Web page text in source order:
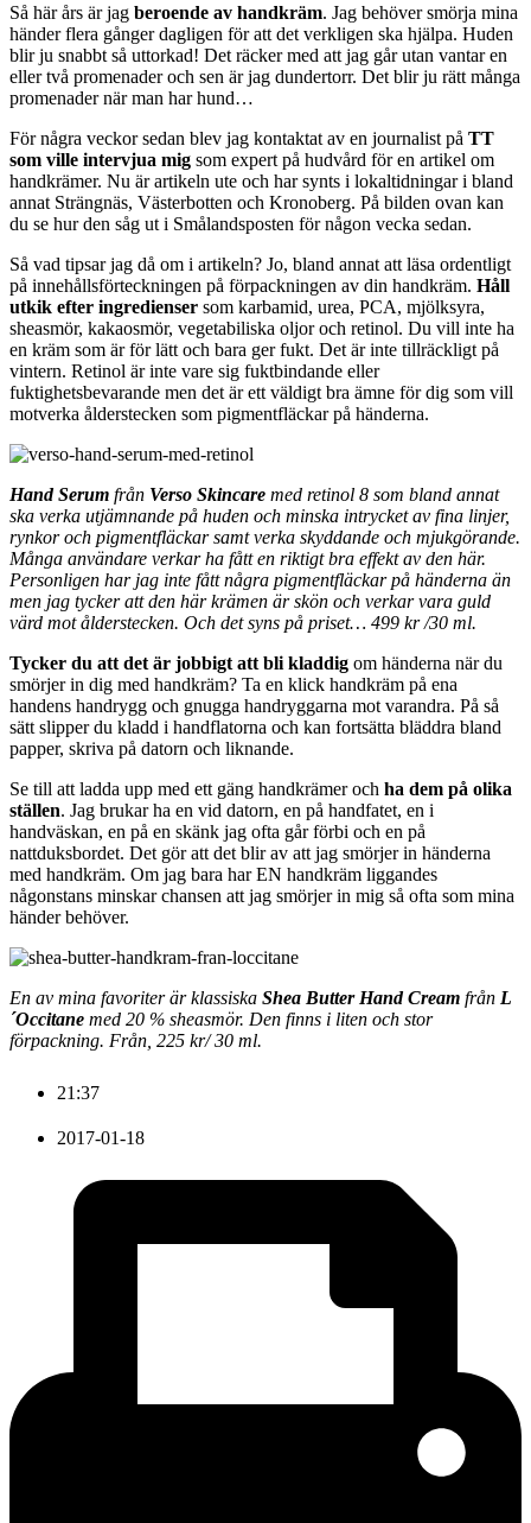
Så här års är jag beroende av handkräm. Jag behöver smörja mina
händer flera gånger dagligen för att det verkligen ska hjälpa. Huden
blir ju snabbt så uttorkad! Det räcker med att jag går utan vantar en
eller två promenader och sen är jag dundertorr. Det blir ju rätt många
promenader när man har hund…
För några veckor sedan blev jag kontaktat av en journalist på TT
som ville intervjua mig som expert på hudvård för en artikel om
handkrämer. Nu är artikeln ute och har synts i lokaltidningar i bland
annat Strängnäs, Västerbotten och Kronoberg. På bilden ovan kan
du se hur den såg ut i Smålandsposten för någon vecka sedan.
Så vad tipsar jag då om i artikeln? Jo, bland annat att läsa ordentligt
på innehållsförteckningen på förpackningen av din handkräm. Håll
utkik efter ingredienser som karbamid, urea, PCA, mjölksyra,
sheasmör, kakaosmör, vegetabiliska oljor och retinol. Du vill inte ha
en kräm som är för lätt och bara ger fukt. Det är inte tillräckligt på
vintern. Retinol är inte vare sig fuktbindande eller
fuktighetsbevarande men det är ett väldigt bra ämne för dig som vill
motverka ålderstecken som pigmentfläckar på händerna.
Hand Serum från Verso Skincare med retinol 8 som bland annat
ska verka utjämnande på huden och minska intrycket av fina linjer,
rynkor och pigmentfläckar samt verka skyddande och mjukgörande.
Många användare verkar ha fått en riktigt bra effekt av den här.
Personligen har jag inte fått några pigmentfläckar på händerna än
men jag tycker att den här krämen är skön och verkar vara guld
värd mot ålderstecken. Och det syns på priset… 499 kr /30 ml.
Tycker du att det är jobbigt att bli kladdig om händerna när du
smörjer in dig med handkräm? Ta en klick handkräm på ena
handens handrygg och gnugga handryggarna mot varandra. På så
sätt slipper du kladd i handflatorna och kan fortsätta bläddra bland
papper, skriva på datorn och liknande.
Se till att ladda upp med ett gäng handkrämer och ha dem på olika
ställen. Jag brukar ha en vid datorn, en på handfatet, en i
handväskan, en på en skänk jag ofta går förbi och en på
nattduksbordet. Det gör att det blir av att jag smörjer in händerna
med handkräm. Om jag bara har EN handkräm liggandes
någonstans minskar chansen att jag smörjer in mig så ofta som mina
händer behöver.
En av mina favoriter är klassiska Shea Butter Hand Cream från L
´Occitane med 20 % sheasmör. Den finns i liten och stor
förpackning. Från, 225 kr/ 30 ml.
21:37
2017-01-18